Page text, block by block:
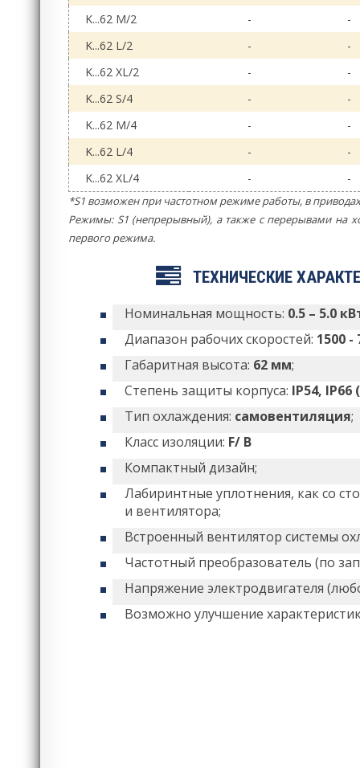
K...62 M/2
-
-
K...62 L/2
-
-
K...62 XL/2
-
-
K...62 S/4
-
-
K...62 M/4
-
-
K...62 L/4
-
-
K...62 XL/4
- -
*S1 возможен при частотном режиме работы, в
Режимы: S1 (непрерывный), а также с перерывами на
первого режима.
ТЕХНИЧЕСКИЕ
Номинальная мощность: 0.5 – 5.0
Диапазон рабочих скоростей: 1500
Габаритная высота: 62 мм;
Степень защиты корпуса: IP54, IP66
Тип охлаждения: самовентиляция;
Класс изоляции: F/ B
Компактный дизайн;
Лабиринтные уплотнения, как со
и вентилятора;
Встроенный вентилятор системы
Частотный преобразователь (по
Напряжение электродвигателя
Возможно улучшение